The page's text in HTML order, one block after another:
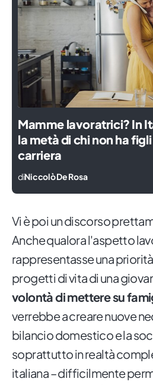
Mamme lavoratrici? In
la metà di chi non ha
carriera
diNiccolò De Rosa
Vi è poi un discorso
Anche qualora l'aspetto
rappresentasse una
progetti di vita di una
volontà di mettere su
verrebbe a creare nuove
bilancio domestico e la
soprattutto in realtà
italiana – difficilmente